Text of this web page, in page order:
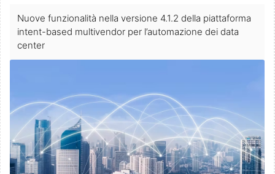
Nuove funzionalità nella versione 4.1.2 della piattaforma
intent-based multivendor per l’automazione dei data
center